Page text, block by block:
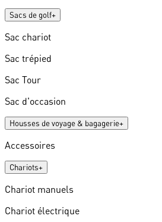
Sacs de golf+
Sac chariot
Sac trépied
Sac Tour
Sac d'occasion
Housses de voyage & bagagerie+
Accessoires
Chariots+
Chariot manuels
Chariot électrique